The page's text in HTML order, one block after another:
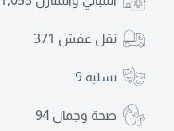
نقل عفش 371
تسلية 9
صحة وجمال 94